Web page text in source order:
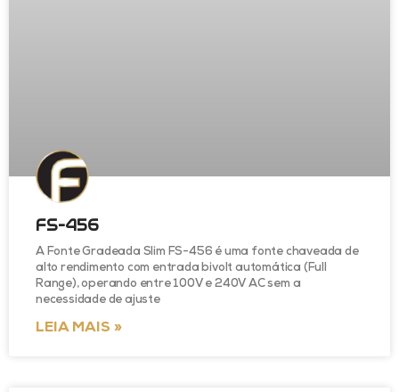
FS-456
A Fonte Gradeada Slim FS-456 é uma fonte chaveada de
alto rendimento com entrada bivolt automática (Full
Range), operando entre 100V e 240V AC sem a
necessidade de ajuste
LEIA MAIS »